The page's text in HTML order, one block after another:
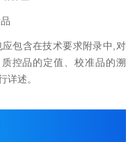
包含在技术要求附录中,对
控品的定值、校准品的溯
详述。